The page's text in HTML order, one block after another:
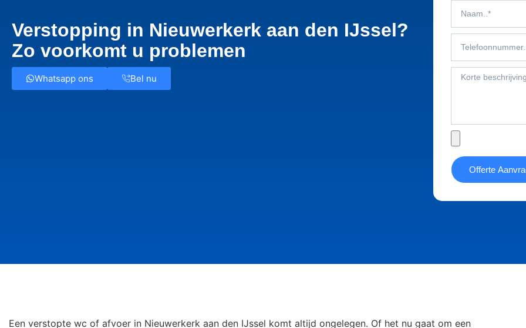
Verstopping in Nieuwerkerk aan den IJssel?
Zo voorkomt u problemen
Whatsapp ons Bel nu
Offerte
Een verstopte wc of afvoer in Nieuwerkerk aan den IJssel komt altijd ongelegen. Of het nu gaat om een